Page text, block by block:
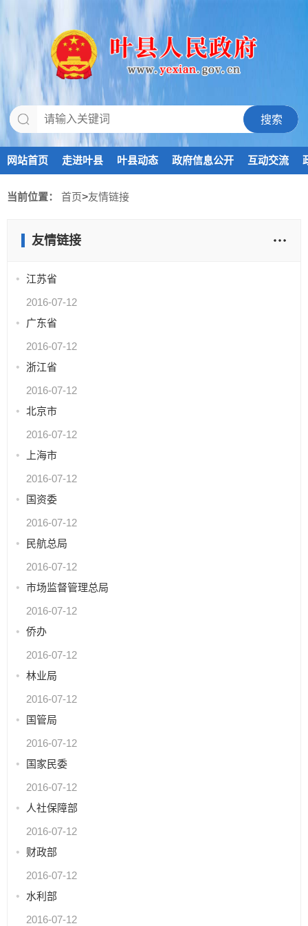
网站首页 走进叶县 叶县动态 政府信息公开 互动交流
当前位置： 首页>友情链接
友情链接
江苏省
2016-07-12
广东省
2016-07-12
浙江省
2016-07-12
北京市
2016-07-12
上海市
2016-07-12
国资委
2016-07-12
民航总局
2016-07-12
市场监督管理总局
2016-07-12
侨办
2016-07-12
林业局
2016-07-12
国管局
2016-07-12
国家民委
2016-07-12
人社保障部
2016-07-12
财政部
2016-07-12
水利部
2016-07-12